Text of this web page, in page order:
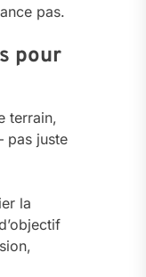
pas.
pour
terrain,
pas juste
la